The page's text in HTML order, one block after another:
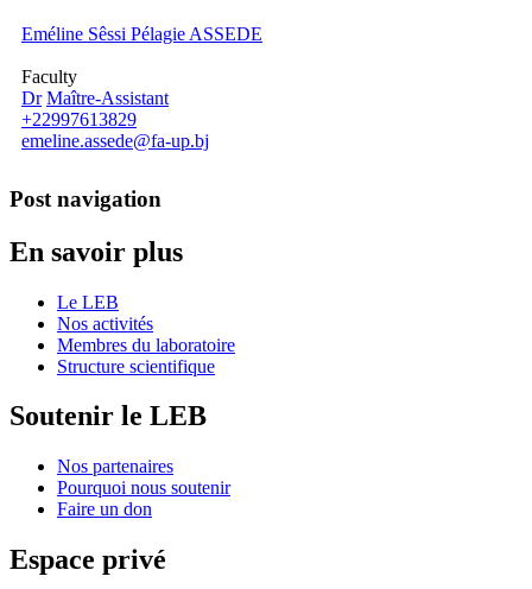
Eméline Sêssi Pélagie ASSEDE
Faculty
Dr Maître-Assistant
+22997613829
emeline.assede@fa-up.bj
Post navigation
En savoir plus
Le LEB
Nos activités
Membres du laboratoire
Structure scientifique
Soutenir le LEB
Nos partenaires
Pourquoi nous soutenir
Faire un don
Espace privé